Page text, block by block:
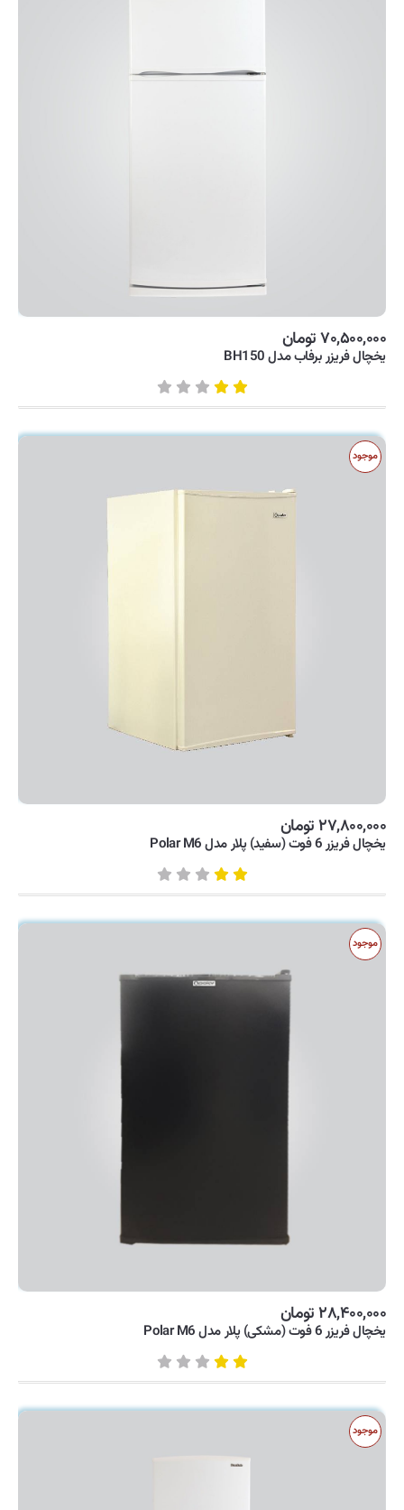
۷۰,۵۰۰,۰۰۰ تومان
یخچال فریزر برفاب مدل BH150
موجود
۲۷,۸۰۰,۰۰۰ تومان
یخچال فریزر 6 فوت (سفید) پلار مدل Polar M6
موجود
۲۸,۴۰۰,۰۰۰ تومان
یخچال فریزر 6 فوت (مشکی) پلار مدل Polar M6
موجود